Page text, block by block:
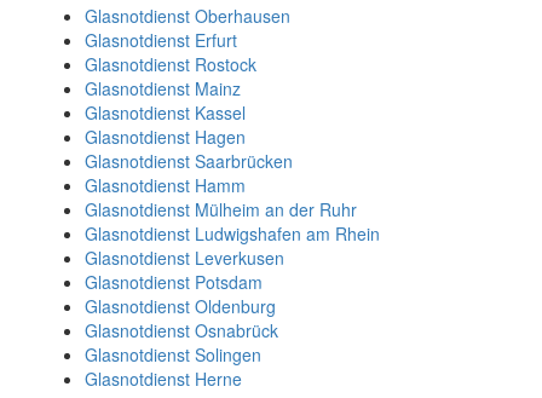
Glasnotdienst Oberhausen
Glasnotdienst Erfurt
Glasnotdienst Rostock
Glasnotdienst Mainz
Glasnotdienst Kassel
Glasnotdienst Hagen
Glasnotdienst Saarbrücken
Glasnotdienst Hamm
Glasnotdienst Mülheim an der Ruhr
Glasnotdienst Ludwigshafen am Rhein
Glasnotdienst Leverkusen
Glasnotdienst Potsdam
Glasnotdienst Oldenburg
Glasnotdienst Osnabrück
Glasnotdienst Solingen
Glasnotdienst Herne